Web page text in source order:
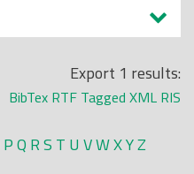
Export 1 results:
BibTex RTF Tagged XML RIS
PQ RS T U VWXYZ